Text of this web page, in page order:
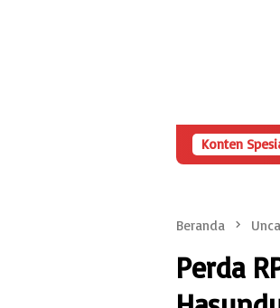
Konten
Angka Penyertaan Modal BUMDes Jadi
Beranda
Perda